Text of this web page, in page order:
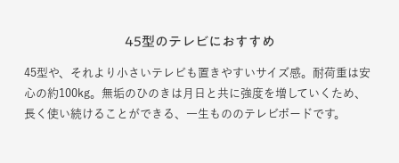
45型のテレビにおすすめ
45型や、それより小さいテレビも置きやすいサイズ感。耐荷重は安
心の約100kg。無垢のひのきは月日と共に強度を増していくため、
長く使い続けることができる、一生もののテレビボードです。